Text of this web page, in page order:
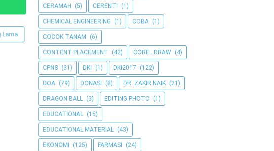
Lama
CERAMAH (5) CERENTI (1)
CHEMICAL ENGINEERING (1) COBA (1)
COCOK TANAM (6)
CONTENT PLACEMENT (42) COREL DRAW (4)
CPNS (31) DKI (1) DKI2017 (122)
DOA (79) DONASI (8) DR. ZAKIR NAIK (21)
DRAGON BALL (3) EDITING PHOTO (1)
EDUCATIONAL (15)
EDUCATIONAL MATERIAL (43)
EKONOMI (125) FARMASI (24)